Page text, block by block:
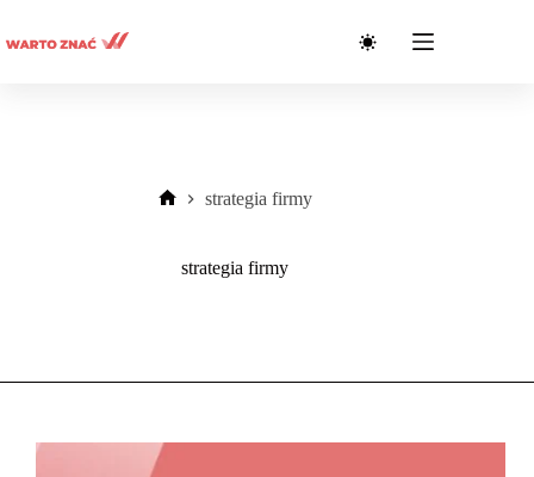
treści
strategia firmy
strategia firmy